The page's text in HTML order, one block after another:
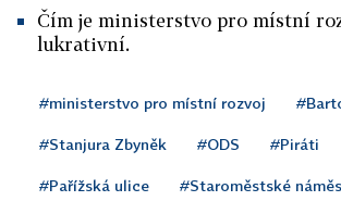
Čím je ministerstvo pro místní
lukrativní.
#ministerstvo pro místní rozvoj
#Stanjura Zbyněk #ODS #Piráti
#Pařížská ulice #Staroměstské